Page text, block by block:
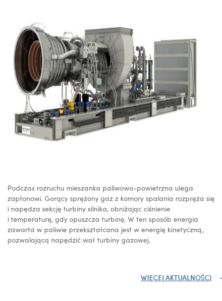
Podczas rozruchu mieszanka paliwowo-powietrzna ulega
zapłonowi. Gorący sprężony gaz z komory spalania rozpręża się
i napędza sekcję turbiny silnika, obniżając ciśnienie
i temperaturę, gdy opuszcza turbinę. W ten sposób energia
zawarta w paliwie przekształcana jest w energię kinetyczną,
pozwalającą napędzić wał turbiny gazowej.
WIĘCEJ AKTUALNOŚCI